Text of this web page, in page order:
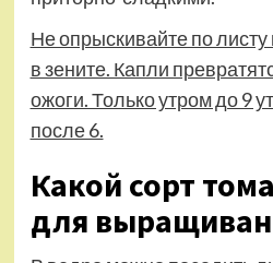
Не опрыскивайте по листу
в зените. Капли
ожоги. Только утром до 9
после 6.
Какой сорт
для